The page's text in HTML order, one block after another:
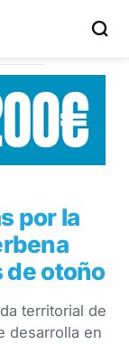
por la
de otoño
territorial de
desarrolla en